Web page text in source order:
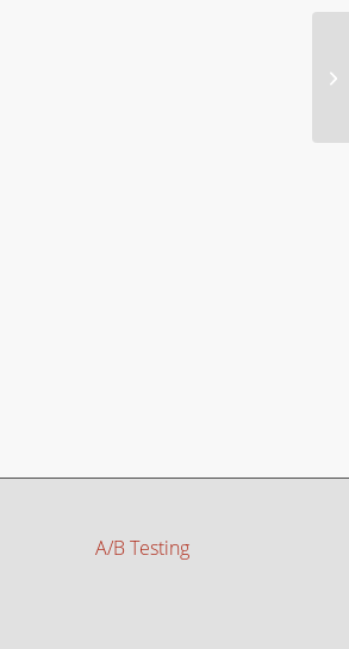
A/B Testing